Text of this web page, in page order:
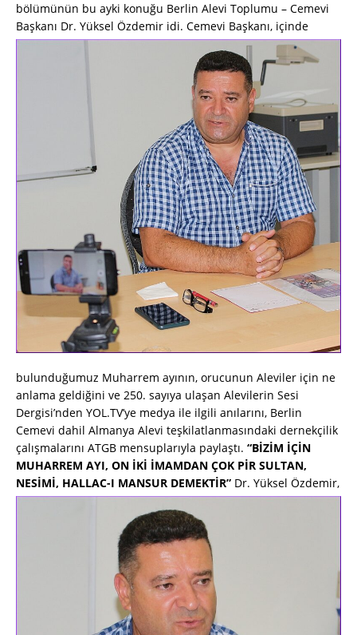
bölümünün bu ayki konuğu Berlin Alevi Toplumu – Cemevi
Başkanı Dr. Yüksel Özdemir idi. Cemevi Başkanı, içinde
bulunduğumuz Muharrem ayının, orucunun Aleviler için ne
anlama geldiğini ve 250. sayıya ulaşan Alevilerin Sesi
Dergisi’nden YOL.TV’ye medya ile ilgili anılarını, Berlin
Cemevi dahil Almanya Alevi teşkilatlanmasındaki dernekçilik
çalışmalarını ATGB mensuplarıyla paylaştı. “BİZİM İÇİN
MUHARREM AYI, ON İKİ İMAMDAN ÇOK PİR SULTAN,
NESİMİ, HALLAC-I MANSUR DEMEKTİR” Dr. Yüksel Özdemir,